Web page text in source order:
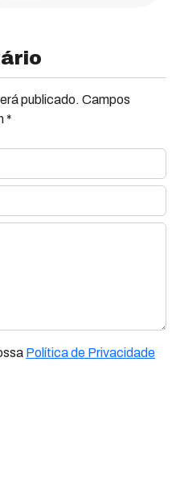
publicado. Campos
*
Política de Privacidade